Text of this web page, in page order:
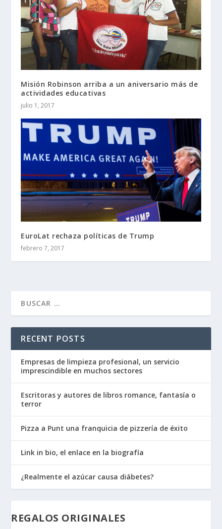
Misión Robinson arriba a un aniversario más de
actividades educativas
julio 1, 2017
EuroLat rechaza políticas de Trump
febrero 7, 2017
RECENT POSTS
Empresas de limpieza profesional, un servicio
imprescindible en muchos sectores
Escritoras y autores de libros romance, fantasía o
terror
Pizza a Punt una franquicia de pizzería de éxito
Link in bio, el enlace en la biografía
¿Realmente el azúcar causa diábetes?
REGALOS ORIGINALES